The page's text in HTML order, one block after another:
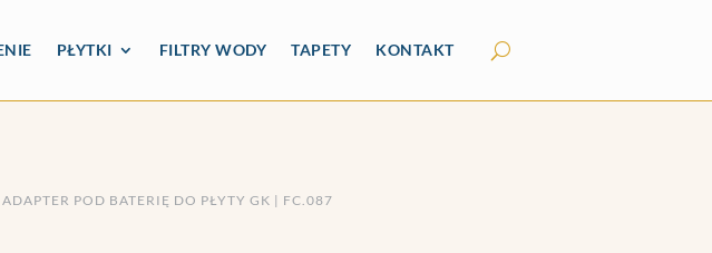
PŁYTKI FILTRY WODY TAPETY KONTAKT
POD BATERIĘ DO PŁYTY GK | FC.087